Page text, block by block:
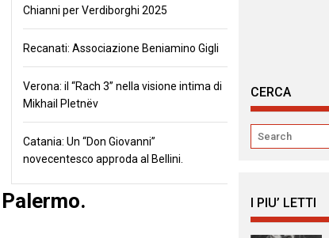
Chianni per Verdiborghi 2025
Recanati: Associazione Beniamino Gigli
Verona: il “Rach 3” nella visione intima di
Mikhail Pletnëv
Catania: Un “Don Giovanni”
novecentesco approda al Bellini.
CERCA
I PIU’ LETTI